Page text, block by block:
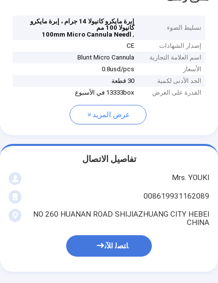
تسليط الضوء
إبرة مايكرو كانيولا 14 جرام ، إبرة مايكرو
كانيولا 100 مم
,
100mm Micro Cannula Needl
إصدار الشهادات
CE
اسم العلامة التجارية
Blunt Micro Cannula
الأسعار
0.8usd/pcs
الحد الأدنى لكمية
30 قطعة
القدرة على العرض
13333box في الأسبوع
عرض المزيد
تفاصيل الاتصال
Mrs. YOUKI
008619931162089
NO 260 HUANAN ROAD SHIJIAZHUANG CITY HEBEI
CHINA
ﺎﺘﺼﻟ ﺍﻶﻧ